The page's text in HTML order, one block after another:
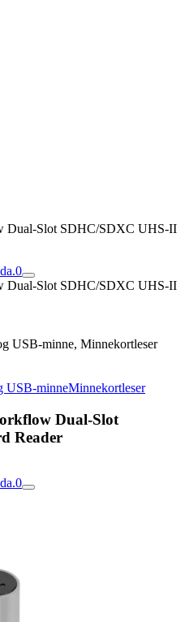
Dual-Slot SDHC/SDXC UHS-II
0
Dual-Slot SDHC/SDXC UHS-II
USB-minne, Minnekortleser
USB-minneMinnekortleser
Dual-Slot
Reader
0